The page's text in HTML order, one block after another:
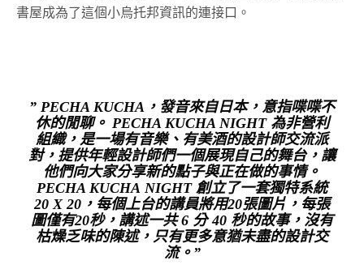
書屋成為了這個小烏托邦資訊的連接口。
” PECHA KUCHA，發音來自日本，意指喋喋不
休的閒聊。 PECHA KUCHA NIGHT 為非營利
組織，是一場有音樂、有美酒的設計師交流派
對，提供年輕設計師們一個展現自己的舞台，讓
他們向大家分享新的點子與正在做的事情。
PECHA KUCHA NIGHT 創立了一套獨特系統
20 X 20，每個上台的講員將用20張圖片，每張
圖僅有20秒，講述一共 6 分 40 秒的故事，沒有
枯燥乏味的陳述，只有更多意猶未盡的設計交
流。”